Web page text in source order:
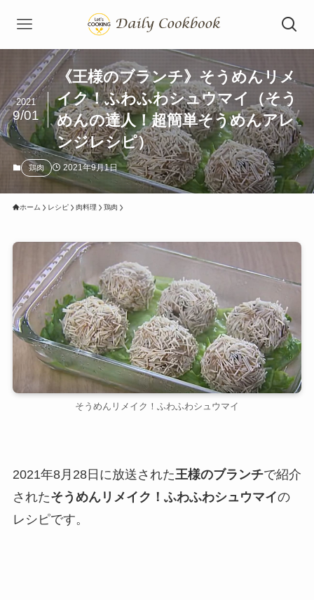
《王様のブランチ》そうめんリメ
イク！ふわふわシュウマイ（そう
めんの達人！超簡単そうめんアレ
ンジレシピ）
2021
9/01
鶏肉 2021年9月1日
ホーム レシピ 肉料理 鶏肉
そうめんリメイク！ふわふわシュウマイ
2021年8月28日に放送された王様のブランチで紹介
されたそうめんリメイク！ふわふわシュウマイの
レシピです。